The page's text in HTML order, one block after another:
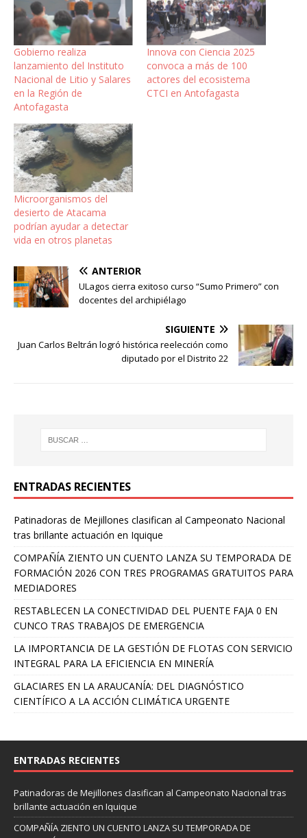
Gobierno realiza
lanzamiento del Instituto
Nacional de Litio y Salares
en la Región de
Antofagasta
Innova con Ciencia 2025
convoca a más de 100
actores del ecosistema
CTCI en Antofagasta
Microorganismos del
desierto de Atacama
podrían ayudar a detectar
vida en otros planetas
ANTERIOR
ULagos cierra exitoso curso “Sumo Primero” con
docentes del archipiélago
SIGUIENTE
Juan Carlos Beltrán logró histórica reelección como
diputado por el Distrito 22
ENTRADAS RECIENTES
Patinadoras de Mejillones clasifican al Campeonato Nacional
tras brillante actuación en Iquique
COMPAÑÍA ZIENTO UN CUENTO LANZA SU TEMPORADA DE
FORMACIÓN 2026 CON TRES PROGRAMAS GRATUITOS PARA
MEDIADORES
RESTABLECEN LA CONECTIVIDAD DEL PUENTE FAJA 0 EN
CUNCO TRAS TRABAJOS DE EMERGENCIA
LA IMPORTANCIA DE LA GESTIÓN DE FLOTAS CON SERVICIO
INTEGRAL PARA LA EFICIENCIA EN MINERÍA
GLACIARES EN LA ARAUCANÍA: DEL DIAGNÓSTICO
CIENTÍFICO A LA ACCIÓN CLIMÁTICA URGENTE
ENTRADAS RECIENTES
Patinadoras de Mejillones clasifican al Campeonato Nacional tras
brillante actuación en Iquique
COMPAÑÍA ZIENTO UN CUENTO LANZA SU TEMPORADA DE